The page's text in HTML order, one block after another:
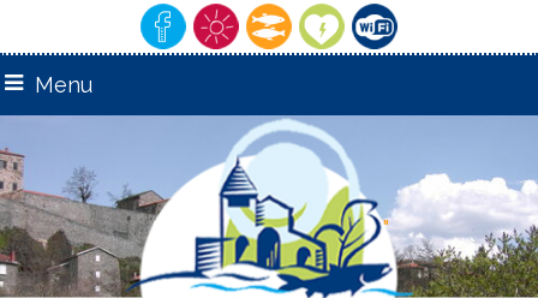
Menu
"Villageremarquable"